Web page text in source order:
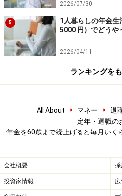
繰上げ受給の手続きは
年金の繰上げ受給の手続きは
は何歳まで生き、どんな暮ら
点をもとに慎重に検討しまし
年金事務所や社会保険労務士
2026/07/30
5
1人暮らしの年金
5000 円）でどうや
2026/04/11
ランキングを
All About > マネー > 退
定年・退職の
年金を60歳まで繰上げると毎月いく
会社概要 採
投資家情報 広